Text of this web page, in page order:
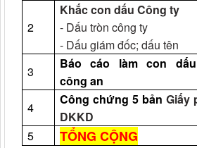
2
Khắc con dấu Công ty
- Dấu tròn công ty
- Dấu giám đốc; dấu tên
3
Báo cáo làm con
công an
4
Công chứng 5 bản Giấy
DKKD
5
TỔNG CỘNG